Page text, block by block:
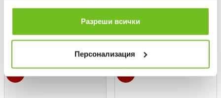
ползването от Ваша страна на услугите им.
Разреши всички
Персонализация
52,49 €(-14%)The lowest price
Regular price:
Regular price:
89,99 €(-35%